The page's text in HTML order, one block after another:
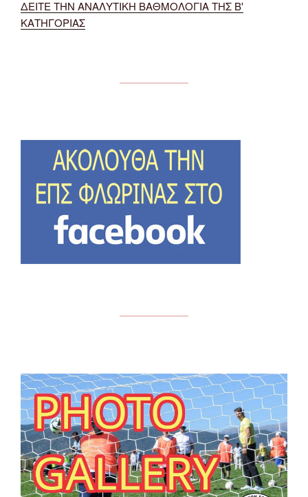
ΔΕΙΤΕ ΤΗΝ ΑΝΑΛΥΤΙΚΗ ΒΑΘΜΟΛΟΓΙΑ ΤΗΣ Β'
ΚΑΤΗΓΟΡΙΑΣ